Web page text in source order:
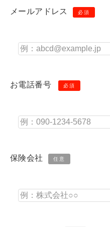
メールアドレス 必須
お電話番号 必須
保険会社 任意